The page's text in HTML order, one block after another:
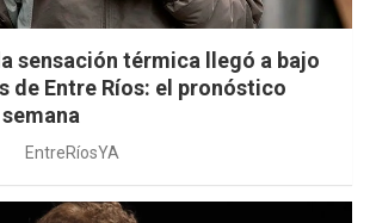
sensación térmica llegó a bajo
de Entre Ríos: el pronóstico
EntreRíosYA